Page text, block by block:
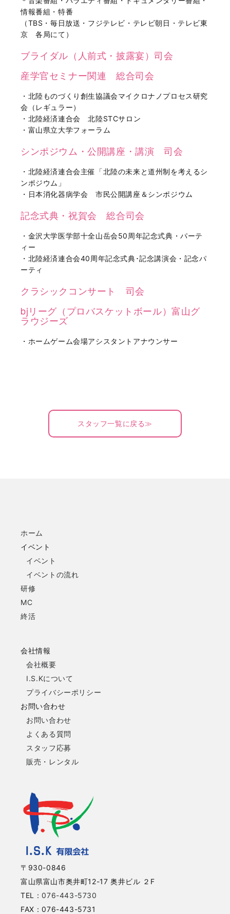
情報番組・特番
（TBS・毎日放送・フジテレビ・テレビ朝日・テレビ東
京 各局にて）
ブライダル（人前式・披露宴）司会
産学官セミナー関連 総合司会
・北陸ものづくり創生協議会マイクロナノプロセス研究
会（レギュラー）
・北陸経済連合会 北陸STCサロン
・富山県立大学フォーラム
シンポジウム・公開講座・講演 司会
・北陸経済連合会主催「北陸の未来と道州制を考えるシ
ンポジウム」
・日本消化器病学会 市民公開講座＆シンポジウム
記念式典・祝賀会 総合司会
・金沢大学医学部十全山岳会50周年記念式典・パーテ
ィー
・北陸経済連合会40周年記念式典･記念講演会・記念パ
ーティ
クラシックコンサート 司会
bjリーグ（プロバスケットボール）富山グ
ラウジーズ
・ホームゲーム会場アシスタントアナウンサー
スタッフ一覧に戻る≫
ホーム
イベント
イベント
イベントの流れ
研修
MC
終活
会社情報
会社概要
I.S.Kについて
プライバシーポリシー
お問い合わせ
お問い合わせ
よくある質問
スタッフ応募
販売・レンタル
〒930-0846
富山県富山市奥井町12-17 奥井ビル ２F
TEL：076-443-5730
FAX：076-443-5731